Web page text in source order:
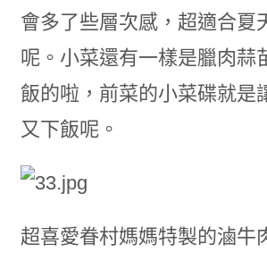
會多了些層次感，超適合夏
呢。小菜還有一樣是臘肉蒜
飯的啦，前菜的小菜碟就是
又下飯呢。
超喜愛眷村媽媽特製的滷牛